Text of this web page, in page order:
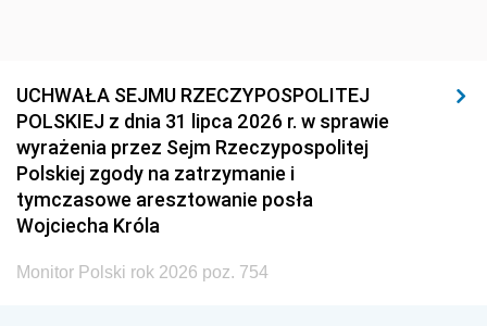
UCHWAŁA SEJMU RZECZYPOSPOLITEJ
POLSKIEJ z dnia 31 lipca 2026 r. w sprawie
wyrażenia przez Sejm Rzeczypospolitej
Polskiej zgody na zatrzymanie i
tymczasowe aresztowanie posła
Wojciecha Króla
Monitor Polski rok 2026 poz. 754